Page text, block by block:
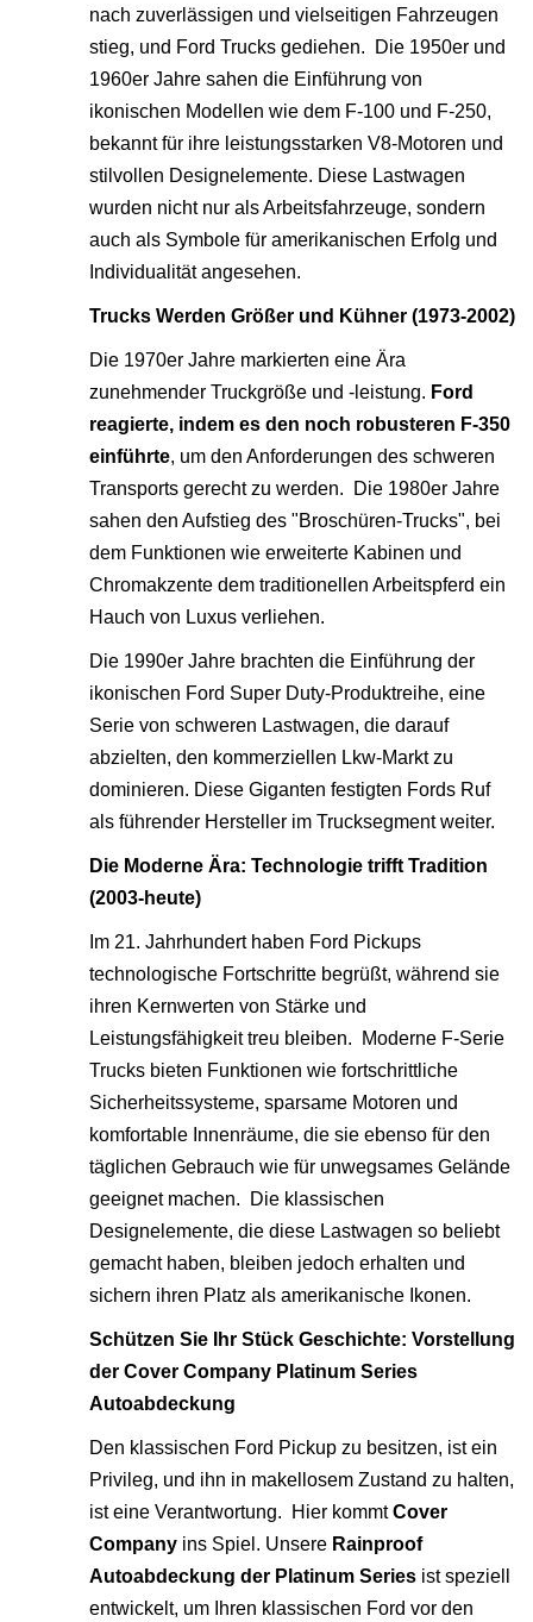
nach zuverlässigen und vielseitigen Fahrzeugen
stieg, und Ford Trucks gediehen. Die 1950er und
1960er Jahre sahen die Einführung von
ikonischen Modellen wie dem F-100 und F-250,
bekannt für ihre leistungsstarken V8-Motoren und
stilvollen Designelemente. Diese Lastwagen
wurden nicht nur als Arbeitsfahrzeuge, sondern
auch als Symbole für amerikanischen Erfolg und
Individualität angesehen.
Trucks Werden Größer und Kühner (1973-2002)
Die 1970er Jahre markierten eine Ära
zunehmender Truckgröße und -leistung. Ford
reagierte, indem es den noch robusteren F-350
einführte, um den Anforderungen des schweren
Transports gerecht zu werden. Die 1980er Jahre
sahen den Aufstieg des "Broschüren-Trucks", bei
dem Funktionen wie erweiterte Kabinen und
Chromakzente dem traditionellen Arbeitspferd ein
Hauch von Luxus verliehen.
Die 1990er Jahre brachten die Einführung der
ikonischen Ford Super Duty-Produktreihe, eine
Serie von schweren Lastwagen, die darauf
abzielten, den kommerziellen Lkw-Markt zu
dominieren. Diese Giganten festigten Fords Ruf
als führender Hersteller im Trucksegment weiter.
Die Moderne Ära: Technologie trifft Tradition
(2003-heute)
Im 21. Jahrhundert haben Ford Pickups
technologische Fortschritte begrüßt, während sie
ihren Kernwerten von Stärke und
Leistungsfähigkeit treu bleiben. Moderne F-Serie
Trucks bieten Funktionen wie fortschrittliche
Sicherheitssysteme, sparsame Motoren und
komfortable Innenräume, die sie ebenso für den
täglichen Gebrauch wie für unwegsames Gelände
geeignet machen. Die klassischen
Designelemente, die diese Lastwagen so beliebt
gemacht haben, bleiben jedoch erhalten und
sichern ihren Platz als amerikanische Ikonen.
Schützen Sie Ihr Stück Geschichte: Vorstellung
der Cover Company Platinum Series
Autoabdeckung
Den klassischen Ford Pickup zu besitzen, ist ein
Privileg, und ihn in makellosem Zustand zu halten,
ist eine Verantwortung. Hier kommtCover
Company ins Spiel. Unsere Rainproof
Autoabdeckung der Platinum Series ist speziell
entwickelt, um Ihren klassischen Ford vor den